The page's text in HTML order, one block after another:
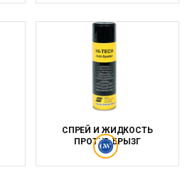
СПРЕЙ И ЖИДКОСТЬ
ПРОТИВ БРЫЗГ